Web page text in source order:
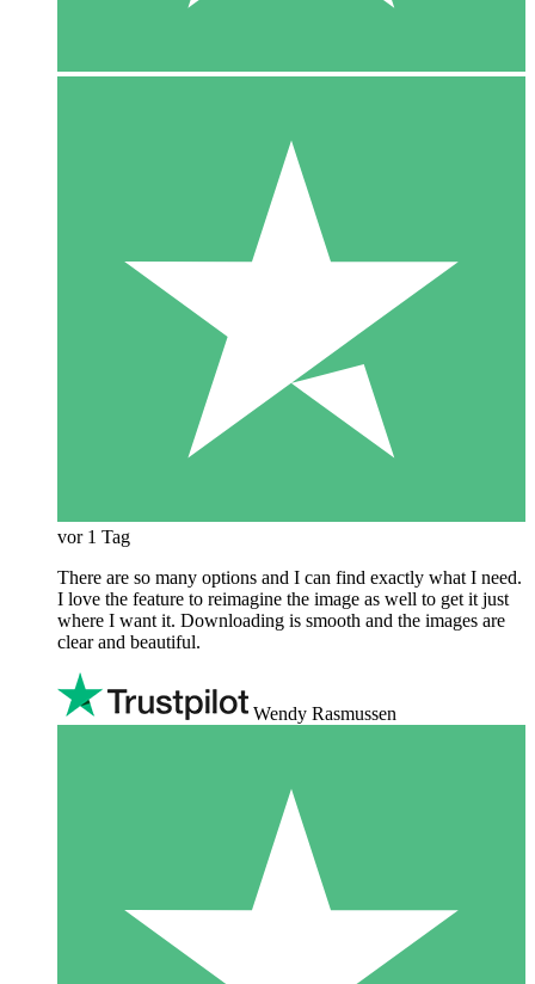
vor 1 Tag
There are so many options and I can find exactly what I need.
I love the feature to reimagine the image as well to get it just
where I want it. Downloading is smooth and the images are
clear and beautiful.
Wendy Rasmussen